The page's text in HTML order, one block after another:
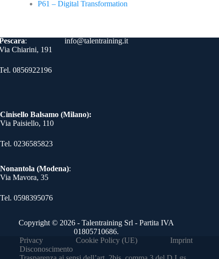
P61 – Digital Transformation
info@talentraining.it
:
Chiarini, 191
0856922196
Cinisello Balsamo (Milano):
Via Paisiello, 110
Tel. 0236585823​
Nonantola (Modena):
Via Mavora, 35
Tel. 0598395076​
Copyright © 2026 - Talentraining Srl - Partita IVA
01805710686.
Privacy
Cookie Policy (UE)
Imprint
Disconoscimento